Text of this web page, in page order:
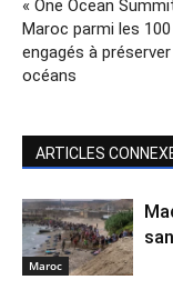
« One Ocean
Maroc parmi les
engagés à
océans
ARTICLES
Maroc